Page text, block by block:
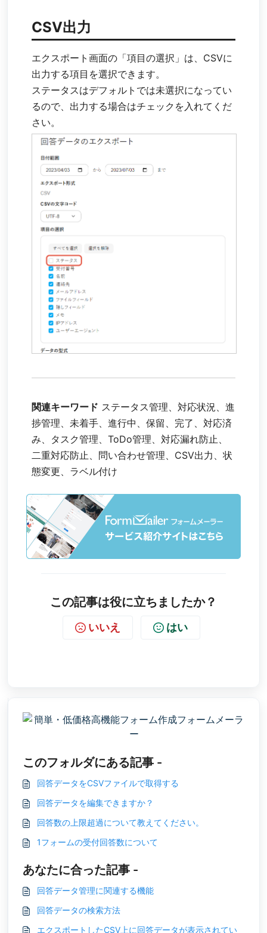
CSV出力
エクスポート画面の「項目の選択」は、CSVに
出力する項目を選択できます。
ステータスはデフォルトでは未選択になってい
るので、出力する場合はチェックを入れてくだ
さい。
関連キーワード ステータス管理、対応状況、進
捗管理、未着手、進行中、保留、完了、対応済
み、タスク管理、ToDo管理、対応漏れ防止、
二重対応防止、問い合わせ管理、CSV出力、状
態変更、ラベル付け
この記事は役に立ちましたか？
いいえ はい
このフォルダにある記事 -
回答データをCSVファイルで取得する
回答データを編集できますか？
回答数の上限超過について教えてください。
1フォームの受付回答数について
あなたに合った記事 -
回答データ管理に関連する機能
回答データの検索方法
エクスポートしたCSV上に回答データが表示されてい